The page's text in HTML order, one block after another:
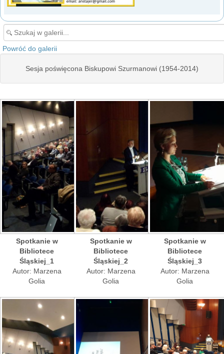
Powróć do galerii
Sesja poświęcona Biskupowi Szurmanowi (1954-2014)
Spotkanie w
Bibliotece
Śląskiej_1
Autor: Marzena
Golia
Spotkanie w
Bibliotece
Śląskiej_2
Autor: Marzena
Golia
Spotkanie w
Bibliotece
Śląskiej_3
Autor: Marzena
Golia